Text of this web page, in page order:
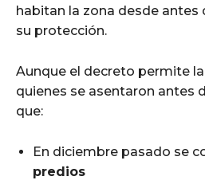
habitan la zona desde antes
su protección.
Aunque el decreto permite
quienes se asentaron antes
que:
En diciembre pasado se
predios